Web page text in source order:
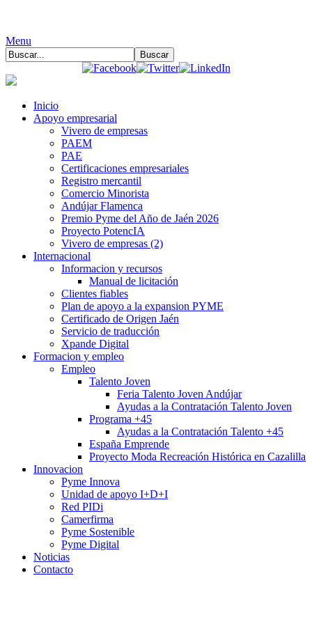
Menu
Inicio
Apoyo empresarial
Vivero de empresas
PAEM
PAE
Certificaciones empresariales
Registro mercantil
Comercio Minorista
Andújar Flamenca
Premio Pyme del Año de Jaén 2026
Proyecto PotencIA
Vivero de empresas (2)
Internacional
Informacion y recursos
Manual de licitación
Clientes fiables
Plan de apoyo a la expansion PYME
Certificado de Origen Jaén
Servicio de traducción
Xpande Digital
Formacion y empleo
Empleo
Talento Joven
Feria Talento Joven Andújar
Ayudas a la Contratación Talento Joven
Programa +45
Ayudas a la Contratación Talento +45
España Emprende
Proyecto Moda Recreación Histórica en Cazalilla
Innovacion
Pyme Innova
Unidad de apoyo I+D+I
Red PIDi
Camerfirma
Pyme Sostenible
Pyme Digital
Noticias
Contacto